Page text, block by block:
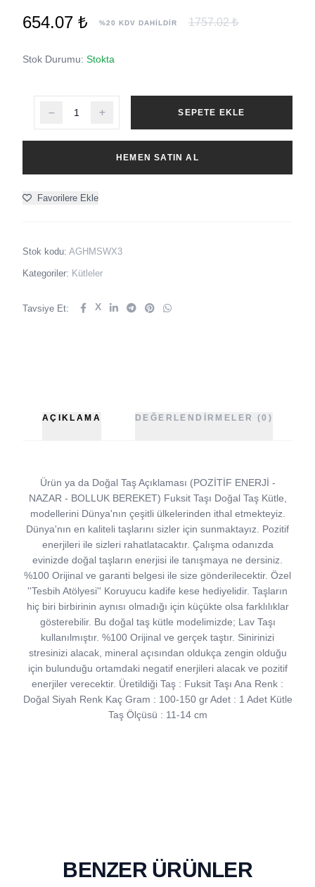
654.07 ₺
%20 KDV DAHİLDİR 1757.02 ₺
Stok Durumu: Stokta
SEPETE EKLE
HEMEN SATIN AL
Favorilere Ekle
Stok kodu: AGHMSWX3
Kategoriler: Kütleler
Tavsiye Et: X
AÇIKLAMA DEĞERLENDIRMELER (0)
Ürün ya da Doğal Taş Açıklaması (POZİTİF ENERJİ -
NAZAR - BOLLUK BEREKET) Fuksit Taşı Doğal Taş Kütle,
modellerini Dünya'nın çeşitli ülkelerinden ithal etmekteyiz.
Dünya'nın en kaliteli taşlarını sizler için sunmaktayız. Pozitif
enerjileri ile sizleri rahatlatacaktır. Çalışma odanızda
evinizde doğal taşların enerjisi ile tanışmaya ne dersiniz.
%100 Orijinal ve garanti belgesi ile size gönderilecektir. Özel
''Tesbih Atölyesi'' Koruyucu kadife kese hediyelidir. Taşların
hiç biri birbirinin aynısı olmadığı için küçükte olsa farklılıklar
gösterebilir. Bu doğal taş kütle modelimizde; Lav Taşı
kullanılmıştır. %100 Orijinal ve gerçek taştır. Sinirinizi
stresinizi alacak, mineral açısından oldukça zengin olduğu
için bulunduğu ortamdaki negatif enerjileri alacak ve pozitif
enerjiler verecektir. Üretildiği Taş : Fuksit Taşı Ana Renk :
Doğal Siyah Renk Kaç Gram : 100-150 gr Adet : 1 Adet Kütle
Taş Ölçüsü : 11-14 cm
BENZER ÜRÜNLER